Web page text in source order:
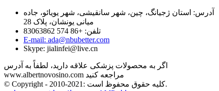
آدرس: استان ژجیانگ، چین، شهر سانقیشی، شهر یویائو، جاده
میانی یونشان، پلاک 28
تلفن: +86 574 83063862
E-mail: ada@nbubetter.com
Skype: jialinfei@live.cn
اگر به محصولات پزشکی علاقه دارید، لطفاً به آدرس
www.albertnovosino.com مراجعه کنید
© Copyright - 2010-2021: کلیه حقوق محفوظ است.